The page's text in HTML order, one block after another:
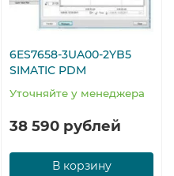
6ES7658-3UA00-2YB5
SIMATIC PDM
Уточняйте у менеджера
38 590 рублей
В корзину